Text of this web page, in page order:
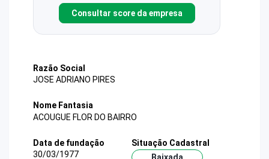
Consultar score da empresa
Razão Social
JOSE ADRIANO PIRES
Nome Fantasia
ACOUGUE FLOR DO BAIRRO
Data de fundação
30/03/1977
Situação Cadastral